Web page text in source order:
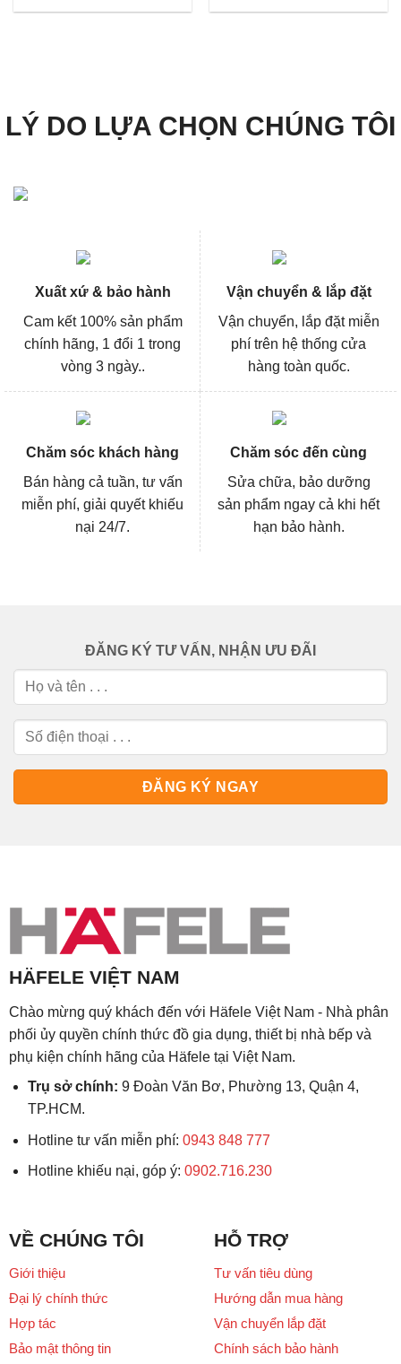
là:
tại
là:
tại
LÝ DO LỰA CHỌN CHÚNG TÔI
Xuất xứ & bảo hành
Cam kết 100% sản phẩm
chính hãng, 1 đổi 1 trong
vòng 3 ngày..
Vận chuyển & lắp đặt
Vận chuyển, lắp đặt miễn
phí trên hệ thống cửa
hàng toàn quốc.
Chăm sóc khách hàng
Bán hàng cả tuần, tư vấn
miễn phí, giải quyết khiếu
nại 24/7.
Chăm sóc đến cùng
Sửa chữa, bảo dưỡng
sản phẩm ngay cả khi hết
hạn bảo hành.
ĐĂNG KÝ TƯ VẤN, NHẬN ƯU ĐÃI
HÄFELE VIỆT NAM
Chào mừng quý khách đến với Häfele Việt Nam - Nhà phân
phối ủy quyền chính thức đồ gia dụng, thiết bị nhà bếp và
phụ kiện chính hãng của Häfele tại Việt Nam.
Trụ sở chính: 9 Đoàn Văn Bơ, Phường 13, Quận 4,
TP.HCM.
Hotline tư vấn miễn phí: 0943 848 777
Hotline khiếu nại, góp ý: 0902.716.230
VỀ CHÚNG TÔI
Giới thiệu
Đại lý chính thức
Hợp tác
Bảo mật thông tin
HỖ TRỢ
Tư vấn tiêu dùng
Hướng dẫn mua hàng
Vận chuyển lắp đặt
Chính sách bảo hành